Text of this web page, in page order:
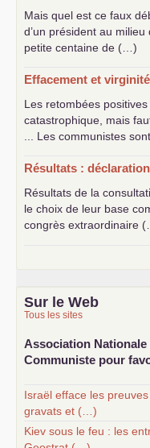
Mais quel est ce faux
d’un président au milieu
petite centaine de (…)
Effacement et
Les retombées positives
catastrophique, mais
... Les communistes
Résultats :
Résultats de la
le choix de leur base
congrès extraordinaire
Sur le Web
Tous les sites
Association
Communiste pour
Israël efface les
gravats et (…)
Kiev sous le feu : les